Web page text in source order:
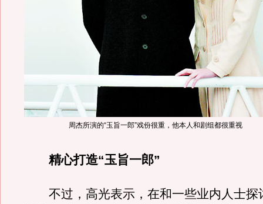
周杰所演的“玉旨一郎”戏份很重，他本人和剧组都很重视
精心打造“玉旨一郎”
不过，高光表示，在和一些业内人士探